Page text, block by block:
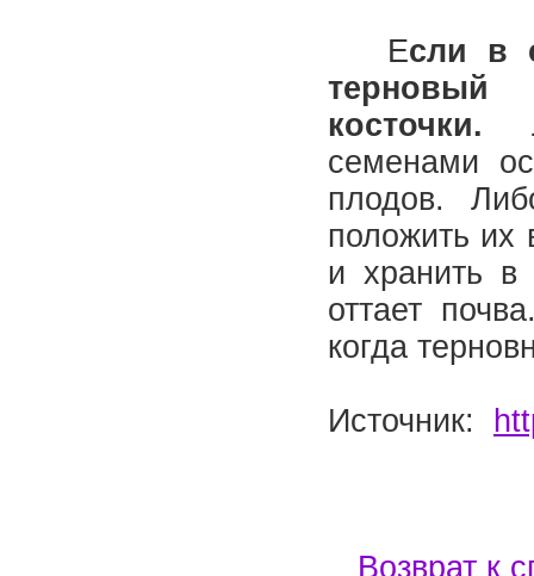
Если в
косточки.
семенами
плодов.
положить их
и хранить в
оттает
когда
Источник:
Возврат к